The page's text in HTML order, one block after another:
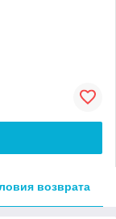
возврата